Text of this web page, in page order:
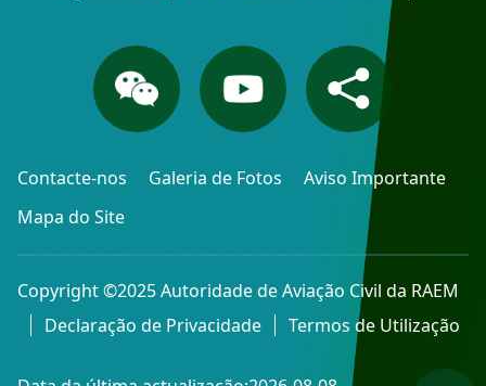
Contacte-nos Galeria de Fotos
Aviso Importante
Mapa do Site
Copyright ©2025 Autoridade de Aviação Civil da RAEM
Declaração de Privacidade
Termos de Utilização